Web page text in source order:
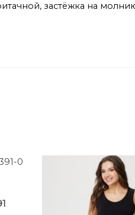
застёжка на